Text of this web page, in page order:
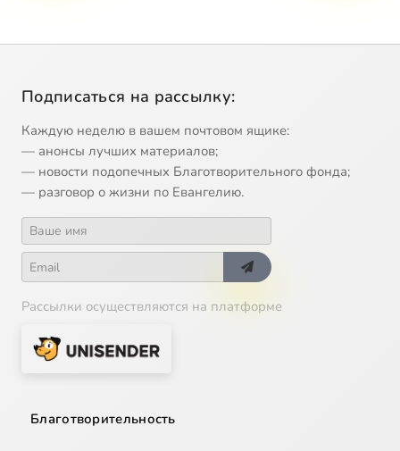
Подписаться на рассылку:
Каждую неделю в вашем почтовом ящике:
— анонсы лучших материалов;
— новости подопечных Благотворительного фонда;
— разговор о жизни по Евангелию.
Рассылки осуществляются на платформе
Благотворительность